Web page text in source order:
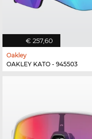
€ 257,60
Oakley
OAKLEY KATO - 945503